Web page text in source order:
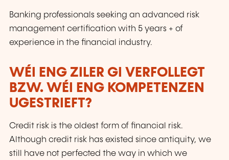
Banking professionals seeking an advanced risk
management certification with 5 years + of
experience in the financial industry.
WÉI ENG ZILER GI VERFOLLEGT
BZW. WÉI ENG KOMPETENZEN
UGESTRIEFT?
Credit risk is the oldest form of financial risk.
Although credit risk has existed since antiquity, we
still have not perfected the way in which we